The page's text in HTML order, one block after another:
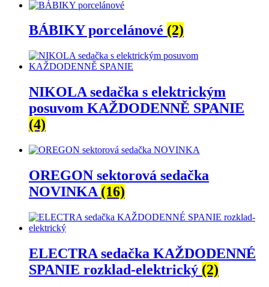
BÁBIKY porcelánové (2)
NIKOLA sedačka s elektrickým
posuvom KAŽDODENNĚ SPANIE
(4)
OREGON sektorová sedačka
NOVINKA (16)
ELECTRA sedačka KAŽDODENNÉ
SPANIE rozklad-elektrický (2)